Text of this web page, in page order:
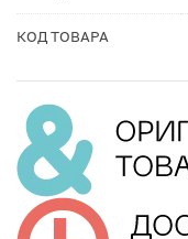
КОД ТОВАРА